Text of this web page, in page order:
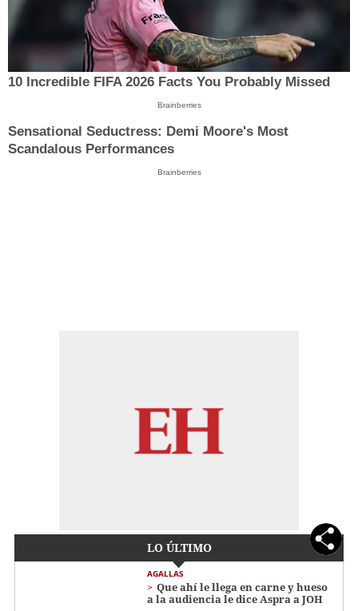
10 Incredible FIFA 2026 Facts You Probably Missed
Brainberries
Sensational Seductress: Demi Moore's Most
Scandalous Performances
Brainberries
LO ÚLTIMO
AGALLAS
Que ahí le llega en carne y hueso
a la audiencia le dice Aspra a JOH